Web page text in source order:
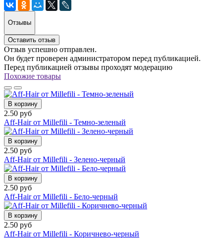
Отзывы
Оставить отзыв
Отзыв успешно отправлен.
Он будет проверен администратором перед публикацией.
Перед публикацией отзывы проходят модерацию
Похожие товары
В корзину
2.50 руб
Aff-Hair от Millefili - Темно-зеленый
В корзину
2.50 руб
Aff-Hair от Millefili - Зелено-черный
В корзину
2.50 руб
Aff-Hair от Millefili - Бело-черный
В корзину
2.50 руб
Aff-Hair от Millefili - Коричнево-черный